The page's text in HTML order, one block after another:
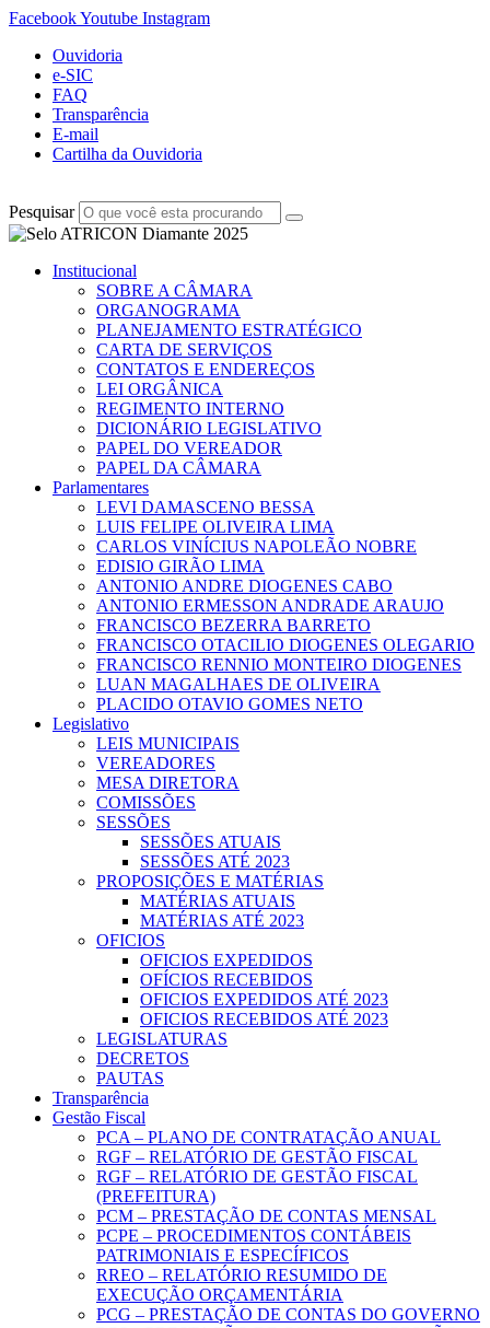
FacebookYoutube Instagram
Ouvidoria
e-SIC
FAQ
Transparência
E-mail
Cartilha da Ouvidoria
Pesquisar
Institucional
SOBRE A CÂMARA
ORGANOGRAMA
PLANEJAMENTO ESTRATÉGICO
CARTA DE SERVIÇOS
CONTATOS E ENDEREÇOS
LEI ORGÂNICA
REGIMENTO INTERNO
DICIONÁRIO LEGISLATIVO
PAPEL DO VEREADOR
PAPEL DA CÂMARA
Parlamentares
LEVI DAMASCENO BESSA
LUIS FELIPE OLIVEIRA LIMA
CARLOS VINÍCIUS NAPOLEÃO NOBRE
EDISIO GIRÃO LIMA
ANTONIO ANDRE DIOGENES CABO
ANTONIO ERMESSON ANDRADE ARAUJO
FRANCISCO BEZERRA BARRETO
FRANCISCO OTACILIO DIOGENES OLEGARIO
FRANCISCO RENNIO MONTEIRO DIOGENES
LUAN MAGALHAES DE OLIVEIRA
PLACIDO OTAVIO GOMES NETO
Legislativo
LEIS MUNICIPAIS
VEREADORES
MESA DIRETORA
COMISSÕES
SESSÕES
SESSÕES ATUAIS
SESSÕES ATÉ 2023
PROPOSIÇÕES E MATÉRIAS
MATÉRIAS ATUAIS
MATÉRIAS ATÉ 2023
OFICIOS
OFICIOS EXPEDIDOS
OFÍCIOS RECEBIDOS
OFICIOS EXPEDIDOS ATÉ 2023
OFICIOS RECEBIDOS ATÉ 2023
LEGISLATURAS
DECRETOS
PAUTAS
Transparência
Gestão Fiscal
PCA – PLANO DE CONTRATAÇÃO ANUAL
RGF – RELATÓRIO DE GESTÃO FISCAL
RGF – RELATÓRIO DE GESTÃO FISCAL
(PREFEITURA)
PCM – PRESTAÇÃO DE CONTAS MENSAL
PCPE – PROCEDIMENTOS CONTÁBEIS
PATRIMONIAIS E ESPECÍFICOS
RREO – RELATÓRIO RESUMIDO DE
EXECUÇÃO ORÇAMENTÁRIA
PCG – PRESTAÇÃO DE CONTAS DO GOVERNO